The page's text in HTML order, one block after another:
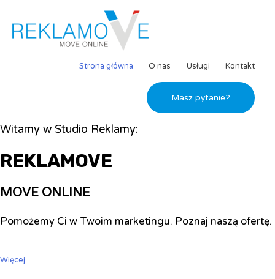
Strona główna O nas Usługi Kontakt
Masz pytanie?
Witamy w Studio Reklamy:
REKLAMOVE
MOVE ONLINE
Pomożemy Ci w Twoim marketingu. Poznaj naszą ofertę.
Więcej